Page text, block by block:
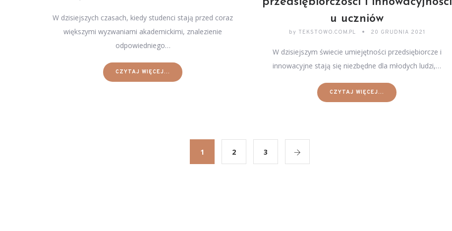
W dzisiejszych czasach, kiedy studenci stają przed coraz
większymi wyzwaniami akademickimi, znalezienie
odpowiedniego…
CZYTAJ WIĘCEJ...
u uczniów
by TEKSTOWO.COM.PL 20 GRUDNIA 2021
W dzisiejszym świecie umiejętności przedsiębiorcze i
innowacyjne stają się niezbędne dla młodych ludzi,…
CZYTAJ WIĘCEJ...
1 2 3